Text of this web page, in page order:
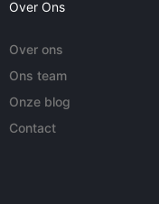
Over Ons
Over ons
Ons team
Onze blog
Contact